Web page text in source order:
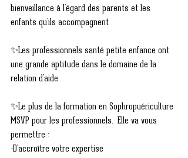
bienveillance à l'égard des parents et les
enfants qu’ils accompagnent
✨Les professionnels santé petite enfance ont
une grande aptitude dans le domaine de la
relation d'aide
✨Le plus de la formation en Sophropuériculture
MSVP pour les professionnels.  Elle va vous
permettre :
-D'accroître votre expertise